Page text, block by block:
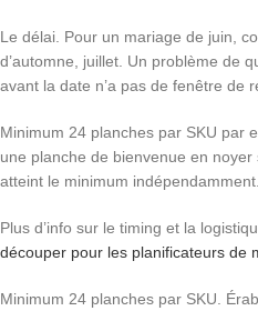
Le délai. Pour un mariage de juin,
d’automne, juillet. Un problème de
avant la date n’a pas de fenêtre de
Minimum 24 planches par SKU par
une planche de bienvenue en
atteint le minimum indépendamment.
Plus d’info sur le timing et la
découper pour les planificateurs de
Minimum 24 planches par SKU.